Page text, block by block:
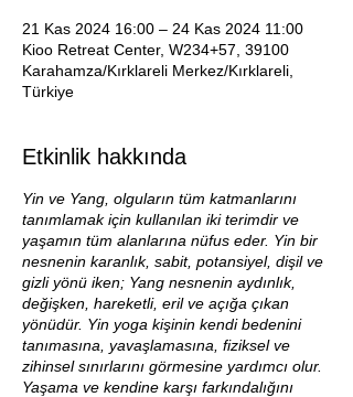
21 Kas 2024 16:00 – 24 Kas 2024 11:00
Kioo Retreat Center, W234+57, 39100
Karahamza/Kırklareli Merkez/Kırklareli,
Türkiye
Etkinlik hakkında
Yin ve Yang, olguların tüm katmanlarını
tanımlamak için kullanılan iki terimdir ve
yaşamın tüm alanlarına nüfus eder. Yin bir
nesnenin karanlık, sabit, potansiyel, dişil ve
gizli yönü iken; Yang nesnenin aydınlık,
değişken, hareketli, eril ve açığa çıkan
yönüdür. Yin yoga kişinin kendi bedenini
tanımasına, yavaşlamasına, fiziksel ve
zihinsel sınırlarını görmesine yardımcı olur.
Yaşama ve kendine karşı farkındalığını